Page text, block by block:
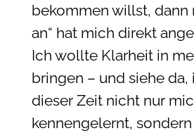
bekommen willst, dann
an“ hat mich direkt
Ich wollte Klarheit in
bringen – und siehe da,
dieser Zeit nicht nur
kennengelernt,